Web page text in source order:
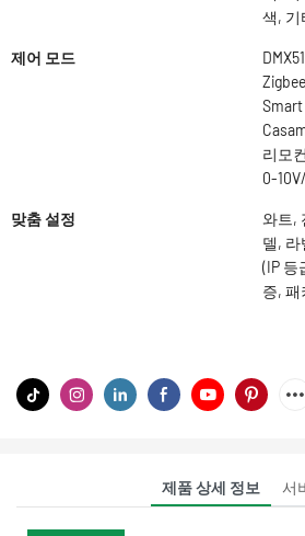
색, 기
제어 모드
Smart
리모
0-
맞춤 설정
와트,
델, 라
(IP 등
증, 패
제품 상세 정보 서